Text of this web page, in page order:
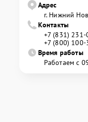
Адрес
г. Нижний
Контакты
+7 (831) 231-
+7 (800) 100-
Время работы
Работаем с